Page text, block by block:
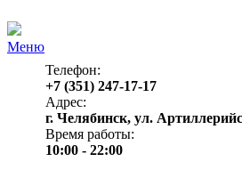
Меню
Телефон:
+7 (351) 247-17-17
Адрес:
г. Челябинск, ул.
Время работы:
10:00 - 22:00